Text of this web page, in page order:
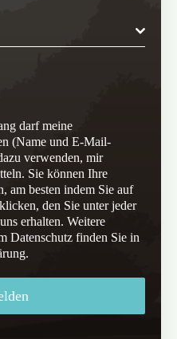
darf meine
(Name und E-Mail-
verwenden, mir
Sie können Ihre
am besten indem Sie auf
den Sie unter jeder
erhalten. Weitere
Datenschutz finden Sie in